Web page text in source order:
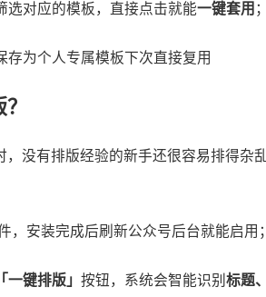
选对应的模板，直接点击就能一键套用 ；
存为个人专属模板下次直接复用
没有排版经验的新手还很容易排得杂
，安装完成后刷新公众号后台就能启用；
「一键排版」 按钮，系统会智能识别 标题